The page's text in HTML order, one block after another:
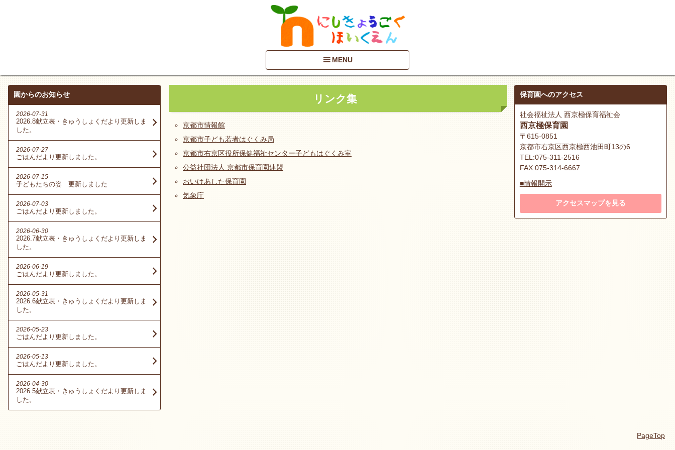
MENU
リンク集
京都市情報館
京都市子ども若者はぐくみ局
京都市右京区役所保健福祉センター子どもはぐくみ室
公益社団法人 京都市保育園連盟
おいけあした保育園
気象庁
園からのお知らせ
2026-07-31
2026.8献立表・きゅうしょくだより更新しま
した。
2026-07-27
ごはんだより更新しました。
2026-07-15
子どもたちの姿 更新しました
2026-07-03
ごはんだより更新しました。
2026-06-30
2026.7献立表・きゅうしょくだより更新しま
した。
2026-06-19
ごはんだより更新しました。
2026-05-31
2026.6献立表・きゅうしょくだより更新しま
した。
2026-05-23
ごはんだより更新しました。
2026-05-13
ごはんだより更新しました。
2026-04-30
2026.5献立表・きゅうしょくだより更新しま
した。
保育園へのアクセス
社会福祉法人 西京極保育福祉会
西京極保育園
〒615-0851
京都市右京区西京極西池田町13の6
TEL:075-311-2516
FAX:075-314-6667
■情報開示
アクセスマップを見る
PageTop